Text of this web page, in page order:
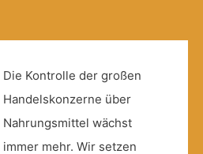
Die Kontrolle der großen
Handelskonzerne über
Nahrungsmittel wächst
immer mehr. Wir setzen